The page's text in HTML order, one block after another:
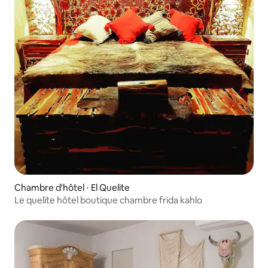
Chambre d'hôtel ⋅ El Quelite
Le quelite hôtel boutique chambre frida kahlo